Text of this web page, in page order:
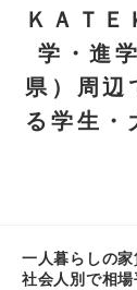
ＫＡＴ
学・進
県）周辺
る学生・
一人暮らしの
社会人別で相